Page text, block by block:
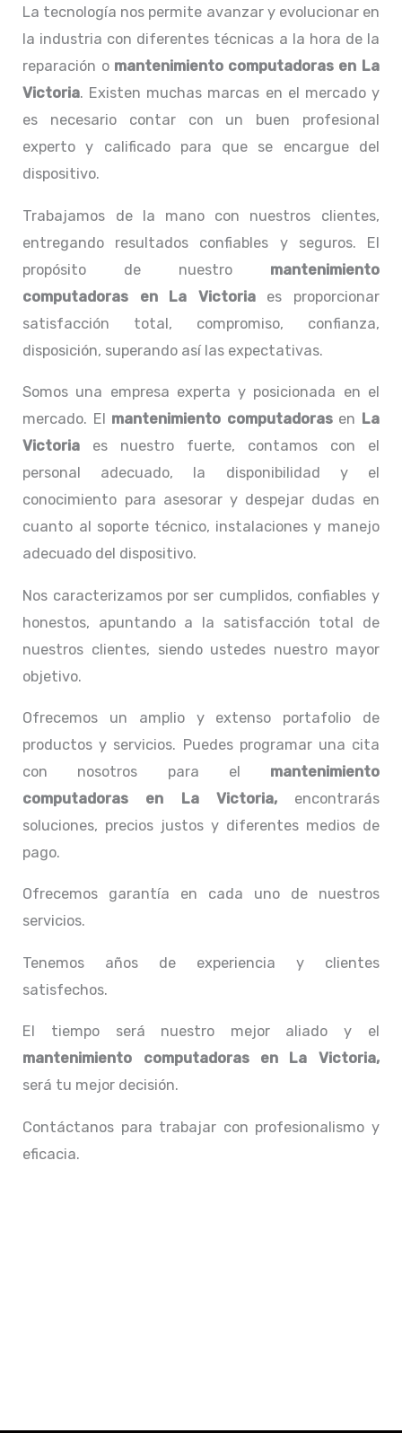
La tecnología nos permite avanzar y evolucionar en
la industria con diferentes técnicas a la hora de la
reparación o mantenimiento computadoras en La
Victoria. Existen muchas marcas en el mercado y
es necesario contar con un buen profesional
experto y calificado para que se encargue del
dispositivo.
Trabajamos de la mano con nuestros clientes,
entregando resultados confiables y seguros. El
propósito de nuestro mantenimiento
computadoras en La Victoriaes proporcionar
satisfacción total, compromiso, confianza,
disposición, superando así las expectativas.
Somos una empresa experta y posicionada en el
mercado. El mantenimiento computadoras en La
Victoria es nuestro fuerte, contamos con el
personal adecuado, la disponibilidad y el
conocimiento para asesorar y despejar dudas en
cuanto al soporte técnico, instalaciones y manejo
adecuado del dispositivo.
Nos caracterizamos por ser cumplidos, confiables y
honestos, apuntando a la satisfacción total de
nuestros clientes, siendo ustedes nuestro mayor
objetivo.
Ofrecemos un amplio y extenso portafolio de
productos y servicios. Puedes programar una cita
con nosotros para el mantenimiento
computadoras en La Victoria, encontrarás
soluciones, precios justos y diferentes medios de
pago.
Ofrecemos garantía en cada uno de nuestros
servicios.
Tenemos años de experiencia y clientes
satisfechos.
El tiempo será nuestro mejor aliado y el
mantenimiento computadoras en La Victoria,
será tu mejor decisión.
Contáctanos para trabajar con profesionalismo y
eficacia.